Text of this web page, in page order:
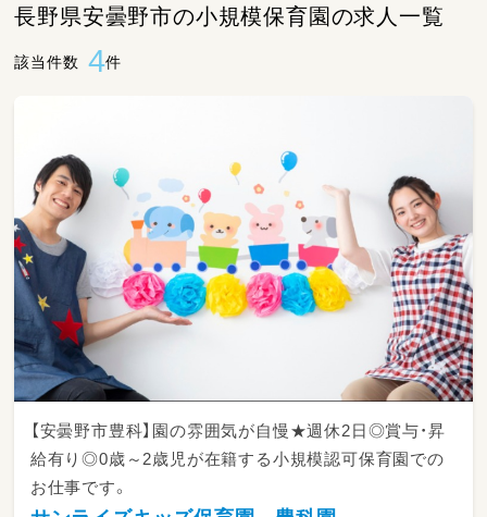
長野県安曇野市の小規模保育園の求人一覧
該当件数 4件
【安曇野市豊科】園の雰囲気が自慢★週休2日◎賞与・昇
給有り◎0歳～2歳児が在籍する小規模認可保育園での
お仕事です。